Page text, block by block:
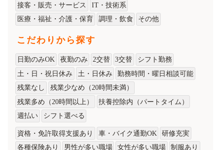
接客・販売・サービス
IT・技術系
医療・福祉・介護・保育
調理・飲食 その他
こだわりから探す
日勤のみOK 夜勤のみ 2交替 3交替
シフト勤務
土・日・祝日休み
土・日休み
勤務時間・曜日相談可能
残業なし
残業少なめ（20時間未満）
残業多め（20時間以上）
扶養控除内（パートタイム）
週払い
シフト選べる
資格・免許取得支援あり 車・バイク通勤OK
研修充実
各種保険あり
男性が多い職場 女性が多い職場
制服あり